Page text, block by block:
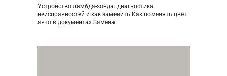
Устройство лямбда-зонда: диагностика
неисправностей и как заменить Как поменять цвет
авто в документах Замена